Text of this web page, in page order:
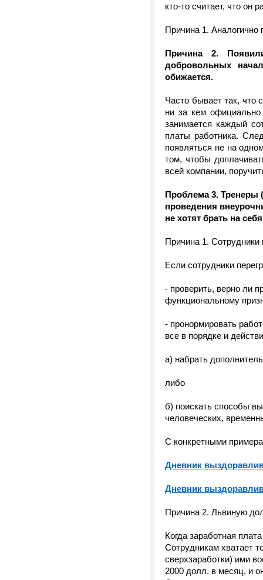
кто-то считает, что он
Причина 1.
Причина 2.
добровольных
обижается.
Часто бывает так, что
ни за кем официально
занимается каждый
платы работника.
появляться не на
том, чтобы
всей компании,
Проблема 3. Тренеры
проведения
не хотят брать на
Причина 1. Сотрудники
Если сотрудники
- проверить, верно ли
функциональному
- пронормировать
все в порядке и
а) набрать
либо
б) поискать способы
человеческих,
С конкретными
Дневник
Дневник
Причина 2. Львиную
Когда заработная
Сотрудникам хватает
сверхзаработки) ими
2000 долл. в месяц, и